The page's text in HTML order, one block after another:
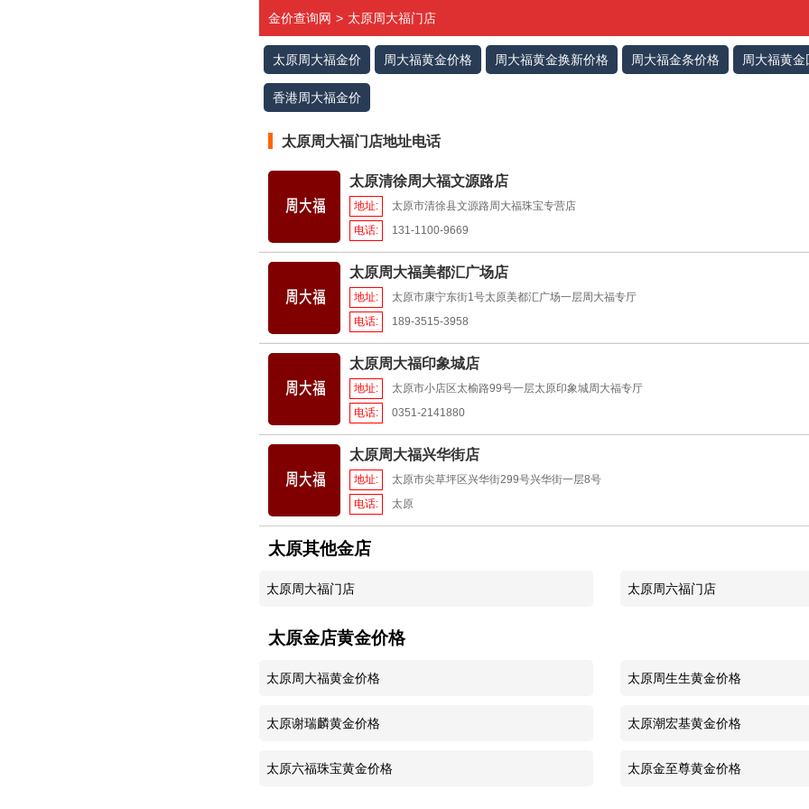
金价查询网 > 太原周大福门店
太原周大福金价 周大福黄金价格 周大福黄金换新价格 周大福金条价格 周大福黄
香港周大福金价
太原周大福门店地址电话
太原清徐周大福文源路店
地址:
太原市清徐县文源路周大福珠宝专营店
电话:
131-1100-9669
太原周大福美都汇广场店
地址:
太原市康宁东街1号太原美都汇广场一层周大福专厅
电话:
189-3515-3958
太原周大福印象城店
地址:
太原市小店区太榆路99号一层太原印象城周大福专厅
电话:
0351-2141880
太原周大福兴华街店
地址:
太原市尖草坪区兴华街299号兴华街一层8号
电话:
太原
太原其他金店
太原周大福门店 太原周六福门店
太原金店黄金价格
太原周大福黄金价格 太原周生生黄金价格
太原谢瑞麟黄金价格 太原潮宏基黄金价格
太原六福珠宝黄金价格 太原金至尊黄金价格